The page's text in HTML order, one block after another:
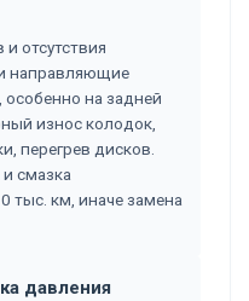
и отсутствия
направляющие
на задней
износ колодок,
перегрев дисков.
и смазка
км, иначе замена
давления